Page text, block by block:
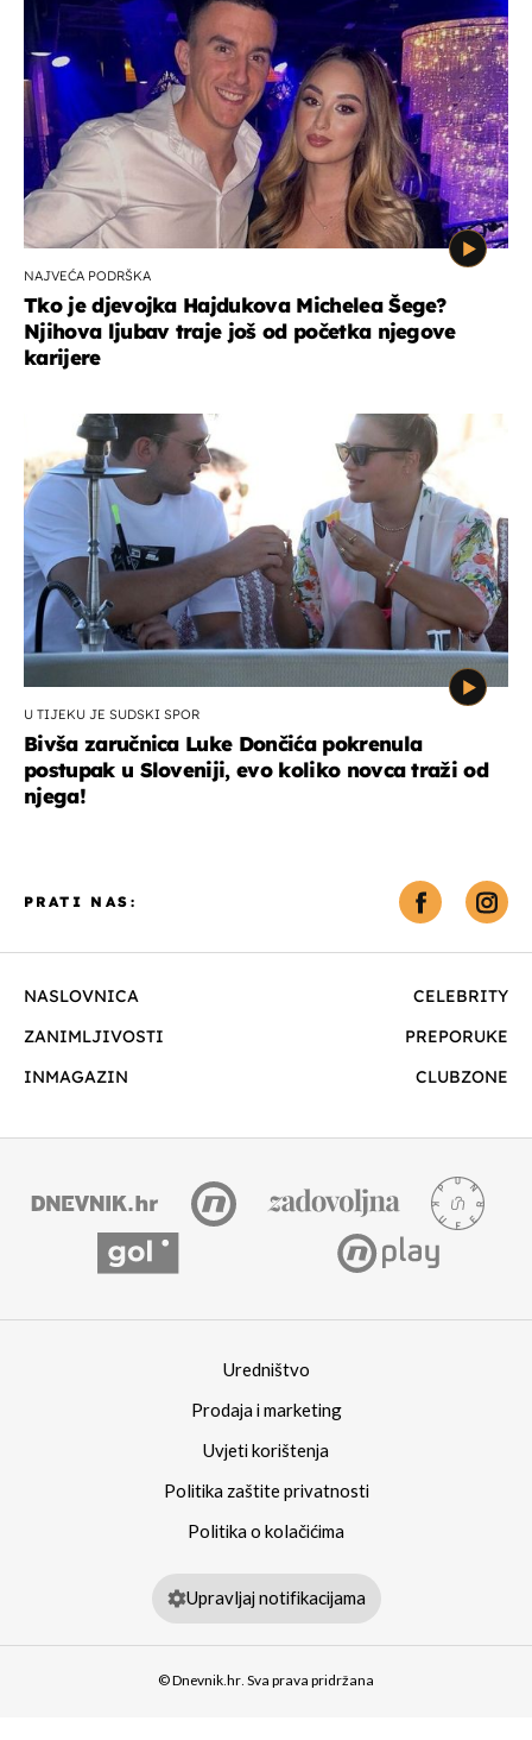
NAJVEĆA PODRŠKA
Tko je djevojka Hajdukova Michelea Šege?
Njihova ljubav traje još od početka njegove
karijere
U TIJEKU JE SUDSKI SPOR
Bivša zaručnica Luke Dončića pokrenula
postupak u Sloveniji, evo koliko novca traži od
njega!
NASLOVNICA
CELEBRITY
ZANIMLJIVOSTI
PREPORUKE
INMAGAZIN
CLUBZONE
PRATI NAS:
Uredništvo
Prodaja i marketing
Uvjeti korištenja
Politika zaštite privatnosti
Politika o kolačićima
Upravljaj notifikacijama
© Dnevnik.hr. Sva prava pridržana